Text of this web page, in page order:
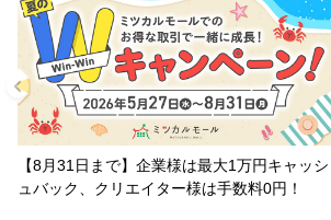
【8月31日まで】企業様は最大1万円キャッシ
ュバック、クリエイター様は手数料0円！